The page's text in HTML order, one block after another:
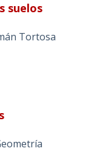
suelos
Tortosa